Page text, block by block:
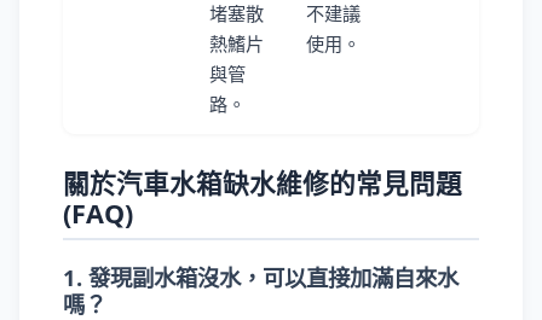
堵塞散
熱鰭片
與管
路。
不建議
使用。
關於汽車水箱缺水維修的常見問題
(FAQ)
1. 發現副水箱沒水，可以直接加滿自來水
嗎？